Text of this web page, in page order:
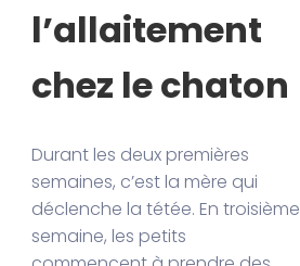
l’allaitement
chez le chaton
Durant les deux premières
semaines, c’est la mère qui
déclenche la tétée. En troisième
semaine, les petits